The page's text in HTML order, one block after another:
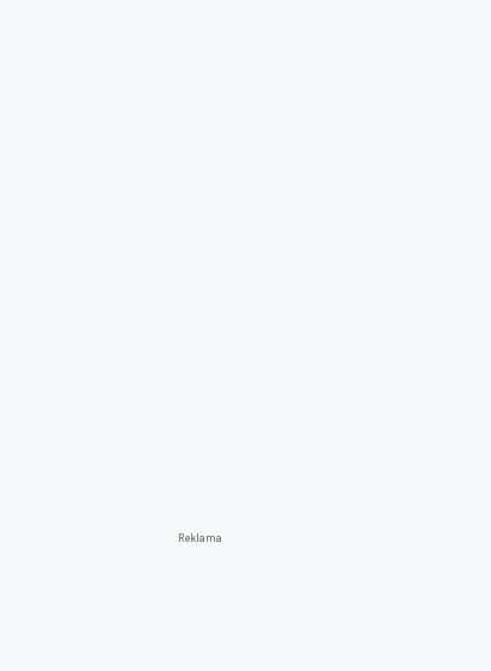
Reklama